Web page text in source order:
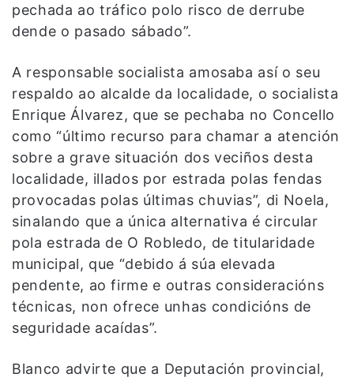
pechada ao tráfico polo risco de derrube
dende o pasado sábado”.
A responsable socialista amosaba así o seu
respaldo ao alcalde da localidade, o socialista
Enrique Álvarez, que se pechaba no Concello
como “último recurso para chamar a atención
sobre a grave situación dos veciños desta
localidade, illados por estrada polas fendas
provocadas polas últimas chuvias”, di Noela,
sinalando que a única alternativa é circular
pola estrada de O Robledo, de titularidade
municipal, que “debido á súa elevada
pendente, ao firme e outras consideracións
técnicas, non ofrece unhas condicións de
seguridade acaídas”.
Blanco advirte que a Deputación provincial,